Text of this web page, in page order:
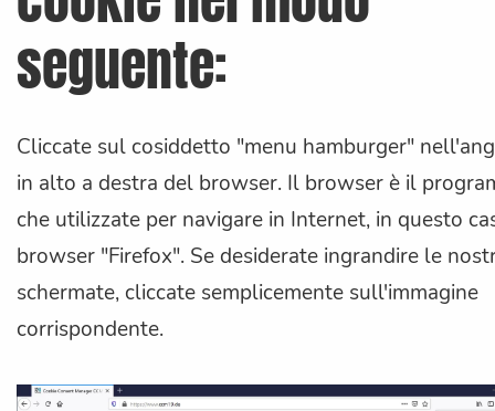
seguente:
Cliccate sul cosiddetto "menu hamburger"
in alto a destra del browser. Il browser è il
che utilizzate per navigare in Internet, in questo
browser "Firefox". Se desiderate ingrandire le
schermate, cliccate semplicemente sull'immagine
corrispondente.